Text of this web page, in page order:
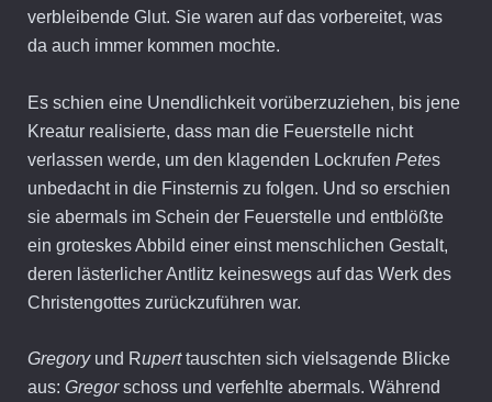
verbleibende Glut. Sie waren auf das vorbereitet, was
da auch immer kommen mochte.
Es schien eine Unendlichkeit vorüberzuziehen, bis jene
Kreatur realisierte, dass man die Feuerstelle nicht
verlassen werde, um den klagenden Lockrufen Petes
unbedacht in die Finsternis zu folgen. Und so erschien
sie abermals im Schein der Feuerstelle und entblößte
ein groteskes Abbild einer einst menschlichen Gestalt,
deren lästerlicher Antlitz keineswegs auf das Werk des
Christengottes zurückzuführen war.
Gregoryund Ruperttauschten sich vielsagende Blicke
aus: Gregorschoss und verfehlte abermals. Während